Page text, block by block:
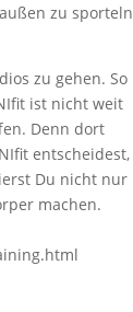
zu sporteln
zu gehen. So
ist nicht weit
Denn dort
entscheidest,
Du nicht nur
machen.